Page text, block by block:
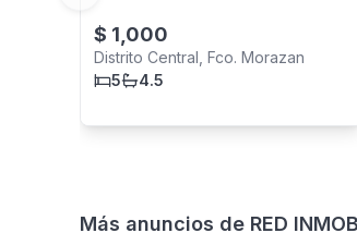
$ 1,000
Distrito Central, Fco. Morazan
5
4.5
Más anuncios de RED